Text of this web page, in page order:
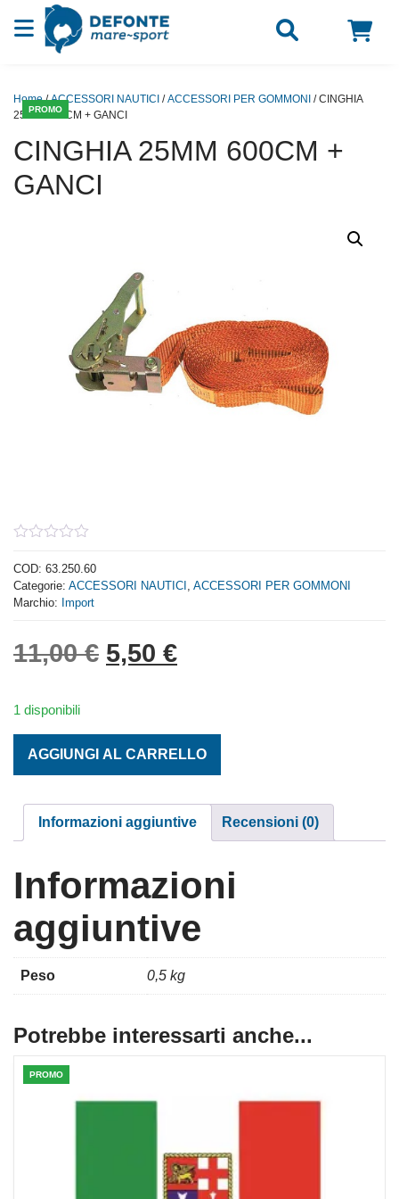
Vai al contenuto
PROMO
Home/ACCESSORI NAUTICI /ACCESSORI PER GOMMONI / CINGHIA
25MM 600CM + GANCI
CINGHIA 25MM 600CM +
GANCI
out
of
5
COD: 63.250.60
Categorie: ACCESSORI NAUTICI
ACCESSORI PER GOMMONI
Marchio: Import
11,00€ Il prezzo originale era:
5,50 €Il prezzo attuale
1 disponibili
AGGIUNGI AL CARRELLO
Informazioni aggiuntive Recensioni (0)
Informazioni
aggiuntive
Peso 0,5 kg
Potrebbe interessarti anche...
PROMO